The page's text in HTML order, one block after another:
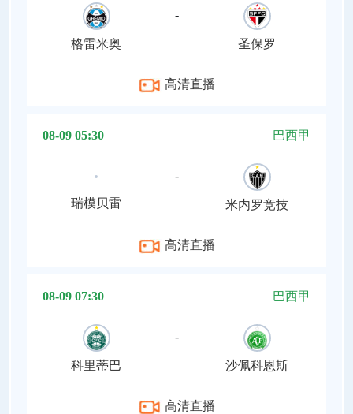
格雷米奥
-
圣保罗
高清直播
08-09 05:30 巴西甲
瑞模贝雷
-
米内罗竞技
高清直播
08-09 07:30 巴西甲
科里蒂巴
-
沙佩科恩斯
高清直播